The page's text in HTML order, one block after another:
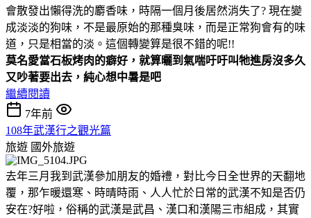
會散發出懶得洗的麝香味，時隔一個月後居然消失了? 現在變
成淡淡的狗味，不是最原始的那種臭味，而是正常狗會有的味
道，只是相當的淡。這個轉變算是很不錯的呢!!
莫名愛當石板烤肉的癖好，就算曬到氣喘吁吁叫牠進房沒多久
又吵著要出去，純心想中暑是吧
繼續閱讀
7年前
108年武漢行之觀光篇
旅遊 國外旅遊
去年三月我到武漢參加朋友的婚禮，對比今日全世界的天翻地
覆，那乍暖還寒、時晴時雨、人人忙於日常的武漢不知是否仍
安在?好啦，俗稱的武漢是武昌、漢口和漢陽三市組成，其實